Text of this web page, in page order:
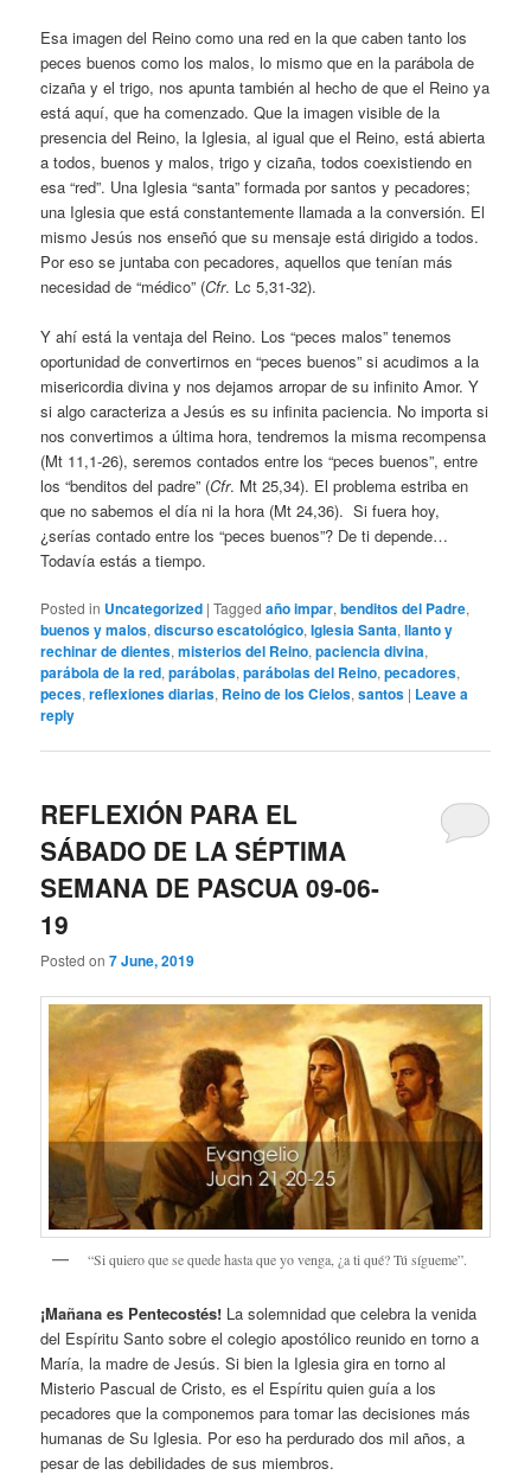
Esa imagen del Reino como una red en la que caben tanto los
peces buenos como los malos, lo mismo que en la parábola de
cizaña y el trigo, nos apunta también al hecho de que el Reino ya
está aquí, que ha comenzado. Que la imagen visible de la
presencia del Reino, la Iglesia, al igual que el Reino, está abierta
a todos, buenos y malos, trigo y cizaña, todos coexistiendo en
esa “red”. Una Iglesia “santa” formada por santos y pecadores;
una Iglesia que está constantemente llamada a la conversión. El
mismo Jesús nos enseñó que su mensaje está dirigido a todos.
Por eso se juntaba con pecadores, aquellos que tenían más
necesidad de “médico” (Cfr. Lc 5,31-32).
Y ahí está la ventaja del Reino. Los “peces malos” tenemos
oportunidad de convertirnos en “peces buenos” si acudimos a la
misericordia divina y nos dejamos arropar de su infinito Amor. Y
si algo caracteriza a Jesús es su infinita paciencia. No importa si
nos convertimos a última hora, tendremos la misma recompensa
(Mt 11,1-26), seremos contados entre los “peces buenos”, entre
los “benditos del padre” (Cfr. Mt 25,34). El problema estriba en
que no sabemos el día ni la hora (Mt 24,36). Si fuera hoy,
¿serías contado entre los “peces buenos”? De ti depende…
Todavía estás a tiempo.
Posted in Uncategorized |Tagged año impar,benditos del Padre,
buenos y malos,discurso escatológico,Iglesia Santa,llanto y
rechinar de dientes,misterios del Reino,paciencia divina,
parábola de la red,parábolas,parábolas del Reino,pecadores,
peces,reflexiones diarias, Reino de los Cielos,santos | Leave a
reply
REFLEXIÓN PARA EL
SÁBADO DE LA SÉPTIMA
SEMANA DE PASCUA 09-06-
19
Posted on7 June, 2019
“Si quiero que se quede hasta que yo venga, ¿a ti qué? Tú sígueme”.
¡Mañana es Pentecostés! La solemnidad que celebra la venida
del Espíritu Santo sobre el colegio apostólico reunido en torno a
María, la madre de Jesús. Si bien la Iglesia gira en torno al
Misterio Pascual de Cristo, es el Espíritu quien guía a los
pecadores que la componemos para tomar las decisiones más
humanas de Su Iglesia. Por eso ha perdurado dos mil años, a
pesar de las debilidades de sus miembros.